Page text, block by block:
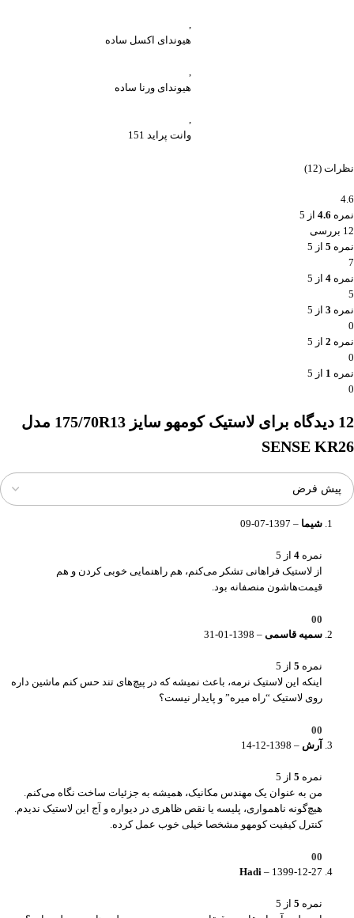
,
هیوندای اکسل ساده
,
هیوندای ورنا ساده
,
وانت پراید 151
نظرات (12)
4.6
نمره 4.6 از 5
12 بررسی
نمره 5 از 5
7
نمره 4 از 5
5
نمره 3 از 5
0
نمره 2 از 5
0
نمره 1 از 5
0
12 دیدگاه برای
لاستیک کومهو سایز 175/70R13 مدل
SENSE KR26
شیما –
1397-07-09
نمره 4 از 5
از لاستیک فراهانی تشکر می‌کنم، هم راهنمایی خوبی کردن و هم
قیمت‌هاشون منصفانه بود.
0
0
سمیه قاسمی –
1398-01-31
نمره 5 از 5
اینکه این لاستیک نرمه، باعث نمیشه که در پیچ‌های تند حس کنم ماشین داره
روی لاستیک “راه میره” و پایدار نیست؟
0
0
آرش –
1398-12-14
نمره 5 از 5
من به عنوان یک مهندس مکانیک، همیشه به جزئیات ساخت نگاه می‌کنم.
هیچ‌گونه ناهمواری، پلیسه یا نقص ظاهری در دیواره و آج این لاستیک ندیدم.
کنترل کیفیت کومهو مشخصا خیلی خوب عمل کرده.
0
0
Hadi – 1399-12-27
نمره 5 از 5